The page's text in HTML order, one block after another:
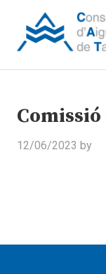
12/06/2023 by